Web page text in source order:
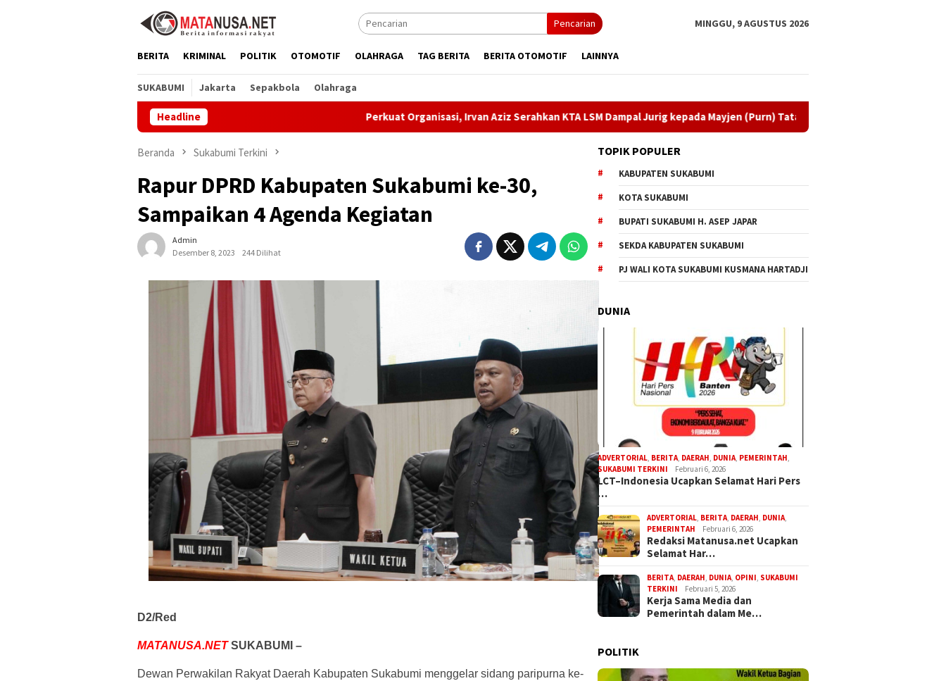
Pencarian MINGGU, 9 AGUSTUS 2026
BERITA KRIMINAL POLITIK OTOMOTIF OLAHRAGA TAG BERITA BERITA OTOMOTIF LAINNYA
SUKABUMI Jakarta Sepakbola Olahraga
Headline Perkuat Organisasi, Irvan Aziz Serahkan KTA LSM Dampal Jurig kepada Mayjen (Purn) Tatang Zaenudin
Beranda Sukabumi Terkini
Rapur DPRD Kabupaten Sukabumi ke-30,
Sampaikan 4 Agenda Kegiatan
Admin
Desember 8, 2023
244 Dilihat
D2/Red
MATANUSA.NETSUKABUMI –
Dewan Perwakilan Rakyat Daerah Kabupaten Sukabumi menggelar sidang paripurna ke-
TOPIK POPULER
KABUPATEN SUKABUMI
KOTA SUKABUMI
BUPATI SUKABUMI H. ASEP JAPAR
SEKDA KABUPATEN SUKABUMI
PJ WALI KOTA SUKABUMI KUSMANA HARTADJI
DUNIA
ADVERTORIAL BERITA DAERAH DUNIA PEMERINTAH
SUKABUMI TERKINI
Februari 6, 2026
LCT–Indonesia Ucapkan Selamat Hari Pers
…
ADVERTORIAL BERITA DAERAH DUNIA
PEMERINTAH
Februari 6, 2026
Redaksi Matanusa.net Ucapkan
Selamat Har…
BERITA DAERAH DUNIA OPINI SUKABUMI
TERKINI
Februari 5, 2026
Kerja Sama Media dan
Pemerintah dalam Me…
POLITIK